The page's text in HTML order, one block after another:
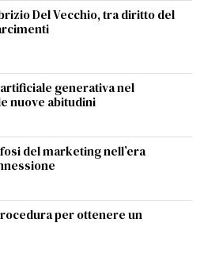
Del Vecchio, tra diritto del
generativa nel
nuove abitudini
del marketing nell’era
per ottenere un